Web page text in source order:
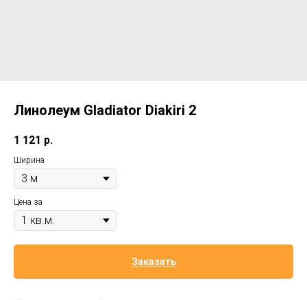
Линолеум Gladiator Diakiri 2
1 121 р.
Ширина
Цена за
Заказать